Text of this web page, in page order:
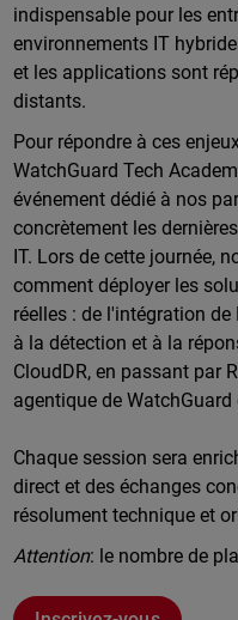
indispensable pour les
environnements IT
et les applications sont
distants.
Pour répondre à ces
WatchGuard Tech
événement dédié à nos
concrètement les
IT. Lors de cette journée,
comment déployer les
réelles : de l'intégration
à la détection et à la
CloudDR, en passant par
agentique de
Chaque session sera
direct et des échanges
résolument technique et
Attention: le nombre de